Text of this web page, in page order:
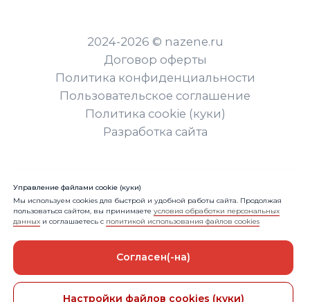
В корзину
Управление файлами cookie (куки)
Мы используем cookies для быстрой и удобной работы сайта. Продолжая
пользоваться сайтом, вы принимаете условия обработки персональных
данных и соглашаетесь с политикой использования файлов cookies
Согласен(-на)
Настройки файлов cookies (куки)